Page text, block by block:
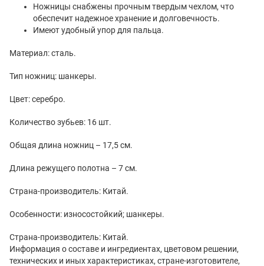
Ножницы снабжены прочным твердым чехлом, что
обеспечит надежное хранение и долговечность.
Имеют удобный упор для пальца.
Материал: сталь.
Тип ножниц: шанкеры.
Цвет: серебро.
Количество зубьев: 16 шт.
Общая длина ножниц – 17,5 см.
Длина режущего полотна – 7 см.
Страна-производитель: Китай.
Особенности: износостойкий; шанкеры.
Страна-производитель: Китай.
Информация о составе и ингредиентах, цветовом решении,
технических и иных характеристиках, стране-изготовителе,